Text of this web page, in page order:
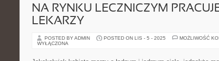
NA RYNKU LECZNICZYM
LEKARZY
POSTED BY ADMIN POSTED ON LIS - 5 - 2025
MOŻLIWOŚĆ
WYŁĄCZONA